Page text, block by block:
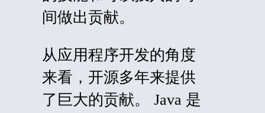
间做出贡献。
从应用程序开发的角度
来看，开源多年来提供
了巨大的贡献。 Java 是